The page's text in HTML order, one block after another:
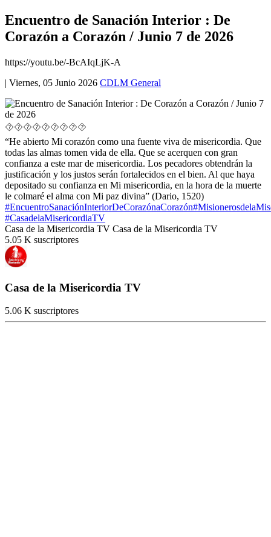
Encuentro de Sanación Interior : De
Corazón a Corazón / Junio 7 de 2026
https://youtu.be/-BcAIqLjK-A
| Viernes, 05 Junio 2026 CDLM General
⯑⯑⯑⯑⯑⯑⯑⯑⯑
“He abierto Mi corazón como una fuente viva de misericordia. Que
todas las almas tomen vida de ella. Que se acerquen con gran
confianza a este mar de misericordia. Los pecadores obtendrán la
justificación y los justos serán fortalecidos en el bien. Al que haya
depositado su confianza en Mi misericordia, en la hora de la muerte
le colmaré el alma con Mi paz divina” (Dario, 1520)
#EncuentroSanaciónInteriorDeCorazónaCorazón
#CasadelaMisericordiaTV
Casa de la Misericordia TV Casa de la Misericordia TV
5.05 K suscriptores
Casa de la Misericordia TV
5.06 K suscriptores